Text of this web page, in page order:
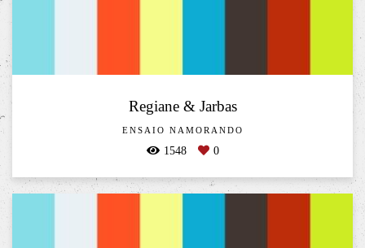
Regiane & Jarbas
ENSAIO NAMORANDO
1548 0